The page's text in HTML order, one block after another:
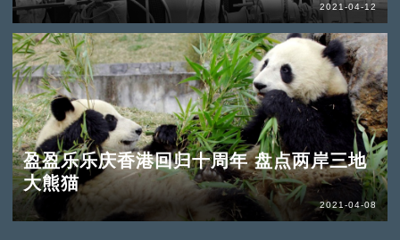
2021-04-12
盈盈乐乐庆香港回归十周年 盘点两岸三地
大熊猫
2021-04-08